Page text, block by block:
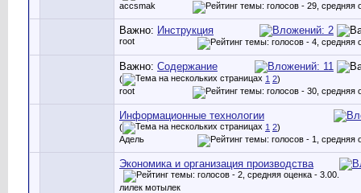
accsmak
Важно: Инструкция
root
Важно: Содержание
( 1 2)
root
Информационные технологии
( 1 2)
Адель
Экономика и организация производства
лилек мотылек